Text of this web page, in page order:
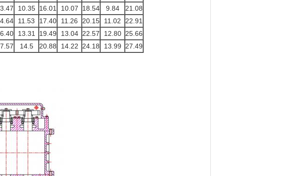
10.35 16.01 10.07 18.54 9.84
21.08
11.53 17.40 11.26 20.15 11.02
22.91
13.31 19.49 13.04 22.57 12.80 25.66
14.5 20.88 14.22 24.18 13.99 27.49